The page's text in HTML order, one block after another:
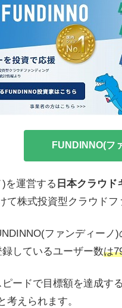
FUNDINNO(フ
を運営する 日本クラウド
て株式投資型クラウドフ
ファンディーノ
しているユーザー数は
ードで目標額を達成す
考えられます。